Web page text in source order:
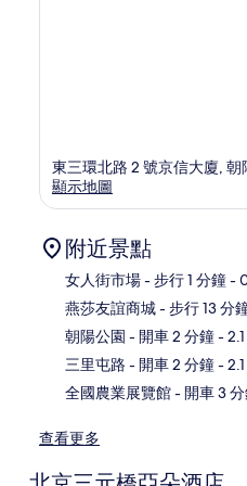
東三環北路 2 號京信大廈,
顯示地圖
附近景點
女人街市場- 步行 1 分鐘-
燕莎友誼商城- 步行 13 分
朝陽公園 - 開車 2 分鐘-
三里屯路 - 開車 2 分鐘-
全國農業展覽館- 開車 3
查看更多